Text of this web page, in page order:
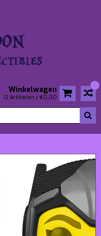
0
Winkelwagen
0 Artikelen / €0,00